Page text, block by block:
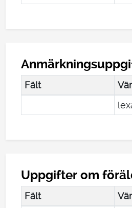
Fält
Uppgifter om
Fält